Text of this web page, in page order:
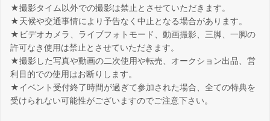
★撮影タイム以外での撮影は禁止とさせていただきます。
★天候や交通事情により予告なく中止となる場合があります。
★ビデオカメラ、ライブフォトモード、動画撮影、三脚、一脚の
許可なき使用は禁止とさせていただきます。
★撮影した写真や動画の二次使用や転売、オークション出品、営
利目的での使用はお断りします。
★イベント受付終了時間が過ぎて参加された場合、全ての特典を
受けられない可能性がございますのでご注意下さい。